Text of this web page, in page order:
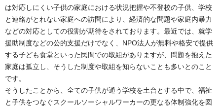
は対応しにくい子供の家庭における状況把握や不登校の子供、学校
と連絡がとれない家庭への訪問により、経済的な問題や家庭内暴力
などの対応としての役割が期待をされております。最近では、就学
援助制度などの公的支援だけでなく、NPO法人が無料や格安で提供
する子ども食堂といった民間での取組がありますが、問題を抱えた
家庭は孤立し、そうした制度や取組を知らないことも多いとのこと
です。
そうしたことから、全ての子供が通う学校を土台とする中で、福祉
と子供をつなぐスクールソーシャルワーカーの更なる体制強化を図